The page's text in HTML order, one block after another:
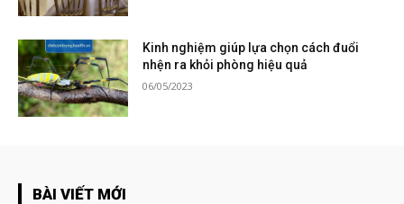
Kinh nghiệm giúp lựa chọn cách đuổi
nhện ra khỏi phòng hiệu quả
06/05/2023
BÀI VIẾT MỚI